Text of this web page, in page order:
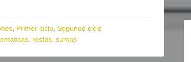
Primer ciclo Segundo ciclo
restas sumas